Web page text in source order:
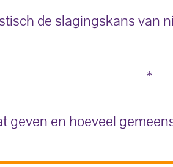
de slagingskans van
*
geven en hoeveel